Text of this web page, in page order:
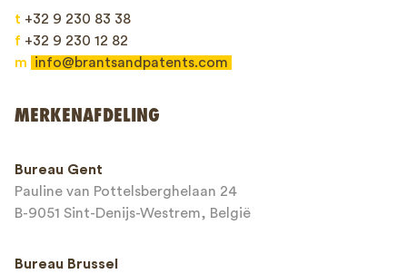
This site is protected by reCAPTCHA and the Google
t +32 9 230 83 38
f +32 9 230 12 82
m
info@brantsandpatents.com
MERKENAFDELING
Bureau Gent
Pauline van Pottelsberghelaan 24
B-9051 Sint-Denijs-Westrem, België
Bureau Brussel